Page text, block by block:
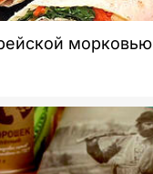
морковью